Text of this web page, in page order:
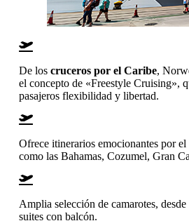
De los cruceros por el Caribe,
el concepto de «Freestyle Cruising»,
pasajeros flexibilidad y libertad.
Ofrece itinerarios emocionantes por
como las Bahamas, Cozumel, Gran
Amplia selección de camarotes,
suites con balcón.